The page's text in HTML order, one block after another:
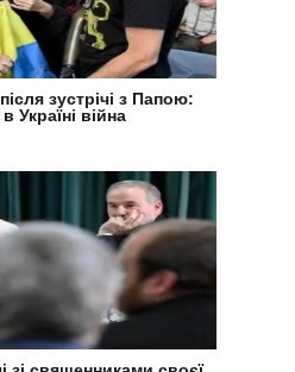
зустрічі з Папою:
війна